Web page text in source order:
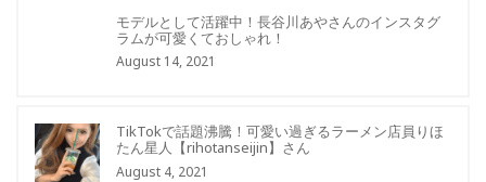
モデルとして活躍中！長谷川あやさんのインスタグ
ラムが可愛くておしゃれ！
August 14, 2021
TikTokで話題沸騰！可愛い過ぎるラーメン店員りほ
たん星人【rihotanseijin】さん
August 4, 2021